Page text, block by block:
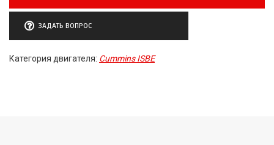
ЗАДАТЬ ВОПРОС
Категория двигателя: Cummins ISBE